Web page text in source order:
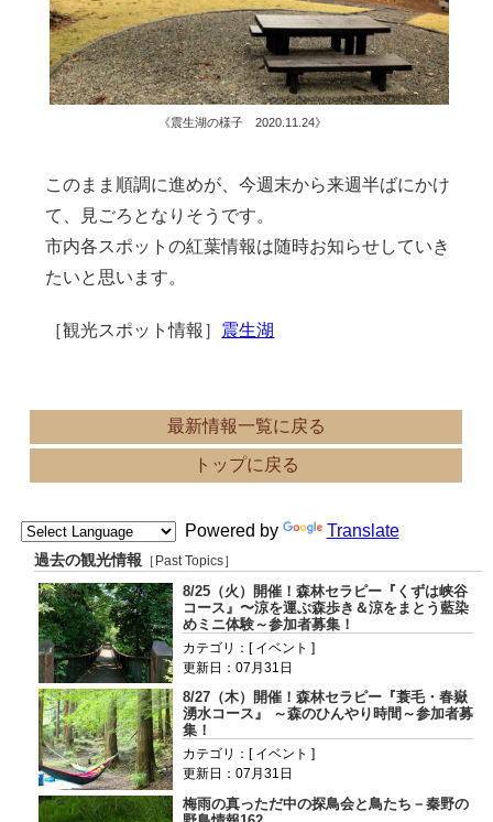
《震生湖の様子 2020.11.24》
このまま順調に進めが、今週末から来週半ばにかけ
て、見ごろとなりそうです。
市内各スポットの紅葉情報は随時お知らせしていき
たいと思います。
［観光スポット情報］ 震生湖
最新情報一覧に戻る
トップに戻る
Powered by Translate
過去の観光情報 ［Past Topics］
8/25（火）開催！森林セラピー『くずは峡谷
コース』〜涼を運ぶ森歩き＆涼をまとう藍染
めミニ体験～参加者募集！
カテゴリ：[ イベント ]
更新日：07月31日
8/27（木）開催！森林セラピー『蓑毛・春嶽
湧水コース』 ～森のひんやり時間～参加者募
集！
カテゴリ：[ イベント ]
更新日：07月31日
梅雨の真っただ中の探鳥会と鳥たち－秦野の